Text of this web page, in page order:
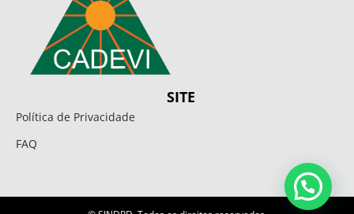
SITE
Política de Privacidade
FAQ